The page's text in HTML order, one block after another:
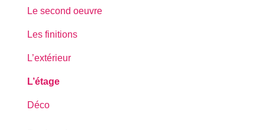
Le second oeuvre
Les finitions
L’extérieur
L’étage
Déco